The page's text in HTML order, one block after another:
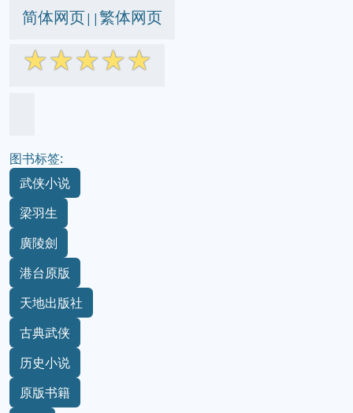
简体网页||繁体网页
☆☆☆☆☆
图书标签:
武侠小说
梁羽生
廣陵劍
港台原版
天地出版社
古典武侠
历史小说
原版书籍